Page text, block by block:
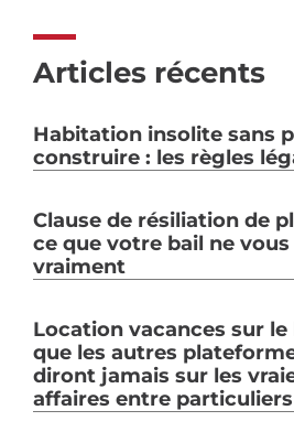
Articles récents
Habitation insolite sans
construire : les règles
Clause de résiliation de
ce que votre bail ne
vraiment
Location vacances sur le
que les autres
diront jamais sur les
affaires entre particuliers